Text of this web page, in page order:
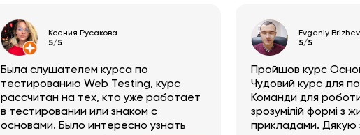
Ксения Русакова
5/5
Была слушателем курса по
тестированию Web Testing, курс
рассчитан на тех, кто уже работает
в тестировании или знаком с
основами. Было интересно узнать
Evgeniy
5/5
Пройшов курс
Чудовий курс для
Команди для
зрозумілій формі з
прикладами. Дякую